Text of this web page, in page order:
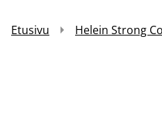
Etusivu Helein Strong